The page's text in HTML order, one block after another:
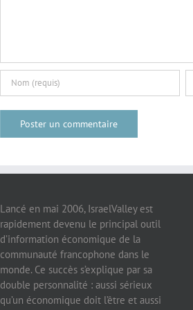
Lancé en mai 2006, IsraelValley est
rapidement devenu le principal outil
d’information économique de la
communauté francophone dans le
monde. Ce succès s’explique par sa
double personnalité : aussi sérieux
qu’un économique doit l’être et aussi